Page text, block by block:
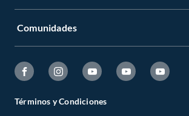
Comunidades
Términos y Condiciones